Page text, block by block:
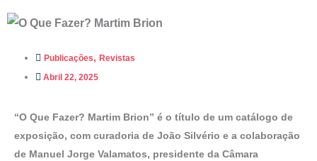
Publicações, Revistas
Abril 22, 2025
“O Que Fazer? Martim Brion” é o título de um catálogo de
exposição, com curadoria de João Silvério e a colaboração
de Manuel Jorge Valamatos, presidente da Câmara